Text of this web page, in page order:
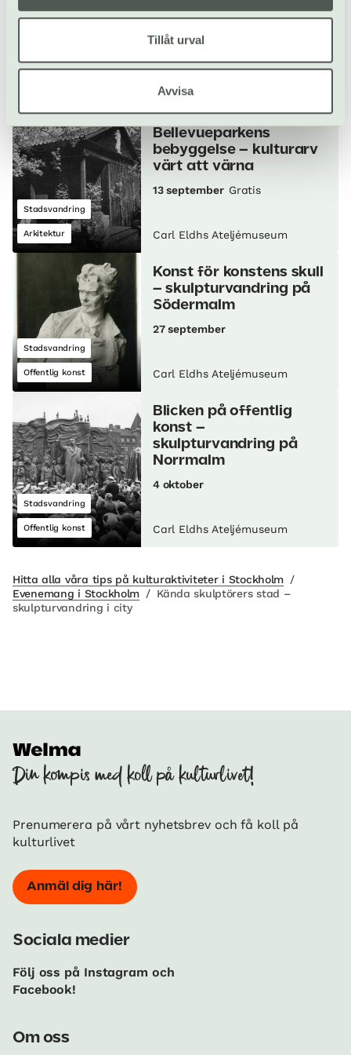
Tillåt urval
Avvisa
Stadsvandring
skulpturvandring på
Carl Eldhs Ateljémuseum
Stadsvandring
Arkitektur
Bellevueparkens
bebyggelse – kulturarv
värt att värna
13 september Gratis
Carl Eldhs Ateljémuseum
Stadsvandring
Offentlig konst
Konst för konstens skull
– skulpturvandring på
Södermalm
27 september
Carl Eldhs Ateljémuseum
Stadsvandring
Offentlig konst
Blicken på offentlig
konst –
skulpturvandring på
Norrmalm
4 oktober
Carl Eldhs Ateljémuseum
Hitta alla våra tips på kulturaktiviteter i Stockholm /
Evenemang i Stockholm / Kända skulptörers stad –
skulpturvandring i city
Din kompis med koll på kulturlivet!
Prenumerera på vårt nyhetsbrev och få koll på
kulturlivet
Anmäl dig här!
Sociala medier
Följ oss på Instagram och
Facebook!
Om oss